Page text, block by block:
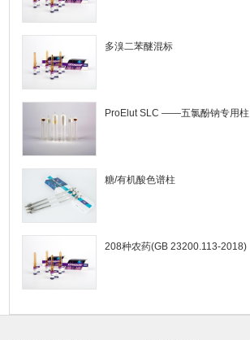
多溴二苯醚混标
ProElut SLC ——五氯酚钠专用柱
糖/有机酸色谱柱
208种农药(GB 23200.113-2018)